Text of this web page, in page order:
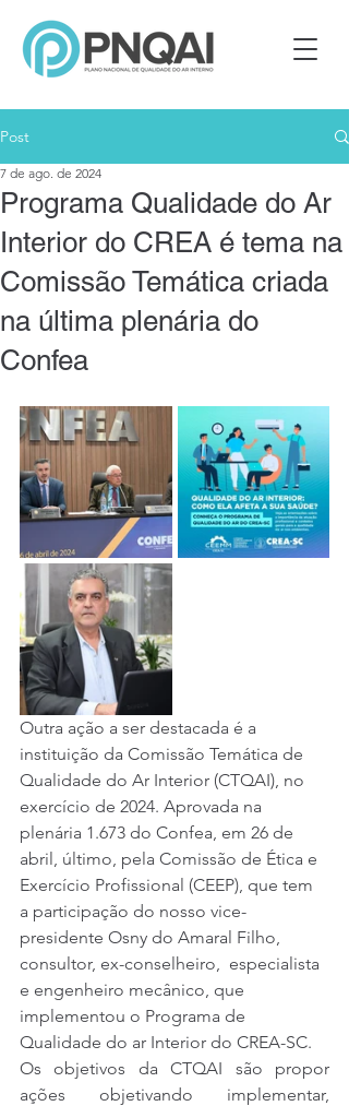
Post
Programa Qualidade do Ar
Interior do CREA é tema na
Comissão Temática criada
na última plenária do
Confea
7 de ago. de 2024
Outra ação a ser destacada é a
instituição da Comissão Temática de
Qualidade do Ar Interior (CTQAI), no
exercício de 2024. Aprovada na
plenária 1.673 do Confea, em 26 de
abril, último, pela Comissão de Ética e
Exercício Profissional (CEEP), que tem
a participação do nosso vice-
presidente Osny do Amaral Filho,
consultor, ex-conselheiro,  especialista
e engenheiro mecânico, que
implementou o Programa de
Qualidade do ar Interior do CREA-SC.
Os objetivos da CTQAI são propor
ações objetivando implementar,